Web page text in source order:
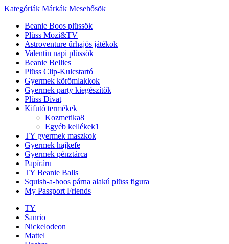
Kategóriák Márkák Mesehősök
Beanie Boos plüssök
Plüss Mozi&TV
Astroventure űrhajós játékok
Valentin napi plüssök
Beanie Bellies
Plüss Clip-Kulcstartó
Gyermek körömlakkok
Gyermek party kiegészítők
Plüss Divat
Kifutó termékek
Kozmetika8
Egyéb kellékek1
TY gyermek maszkok
Gyermek hajkefe
Gyermek pénztárca
Papíráru
TY Beanie Balls
Squish-a-boos párna alakú plüss figura
My Passport Friends
TY
Sanrio
Nickelodeon
Mattel